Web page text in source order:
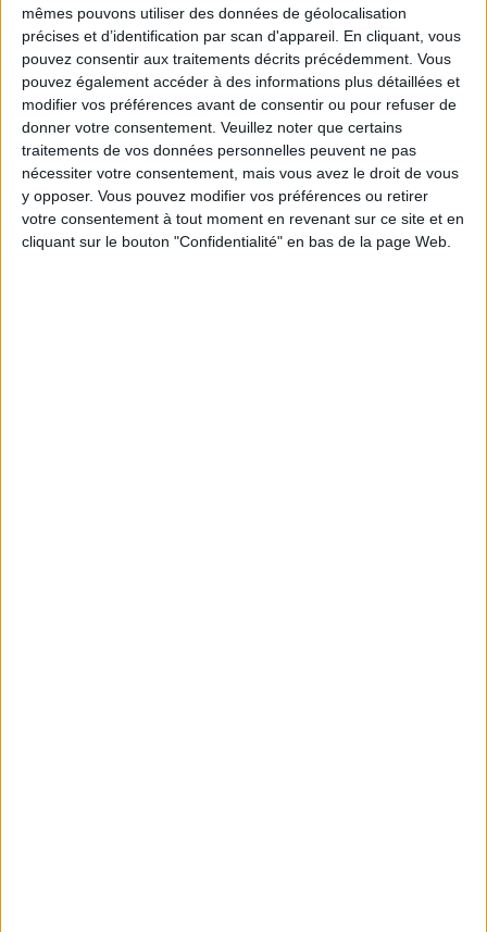
mêmes pouvons utiliser des données de géolocalisation
précises et d’identification par scan d'appareil. En cliquant, vous
pouvez consentir aux traitements décrits précédemment. Vous
pouvez également accéder à des informations plus détaillées et
modifier vos préférences avant de consentir ou pour refuser de
donner votre consentement. Veuillez noter que certains
traitements de vos données personnelles peuvent ne pas
nécessiter votre consentement, mais vous avez le droit de vous
y opposer. Vous pouvez modifier vos préférences ou retirer
votre consentement à tout moment en revenant sur ce site et en
cliquant sur le bouton "Confidentialité" en bas de la page Web.
Moins de
5 kilos
De 5 à 10
kilos
Plus de
10 kilos
Webinaires en direct Voir tout
Chaque semaine, posez vos questions en live
en participant à des vidéo-conférences avec
Jean-Michel et les diététiciennes du
programme.